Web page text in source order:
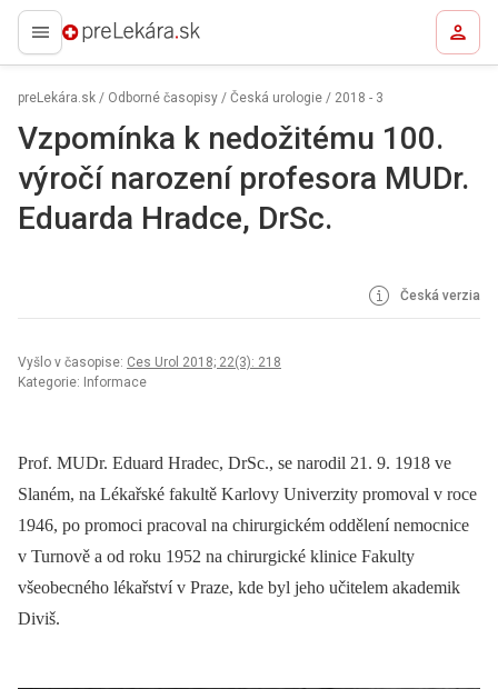
preLekára.sk
preLekára.sk / Odborné časopisy / Česká urologie / 2018 - 3
Vzpomínka k nedožitému 100.
výročí narození profesora MUDr.
Eduarda Hradce, DrSc.
Česká verzia
Vyšlo v časopise: Ces Urol 2018; 22(3): 218
Kategorie: Informace
Prof. MUDr. Eduard Hradec, DrSc., se narodil 21. 9. 1918 ve
Slaném, na Lékařské fakultě Karlovy Univerzity promoval v roce
1946, po promoci pracoval na chirurgickém oddělení nemocnice
v Turnově a od roku 1952 na chirurgické klinice Fakulty
všeobecného lékařství v Praze, kde byl jeho učitelem akademik
Diviš.